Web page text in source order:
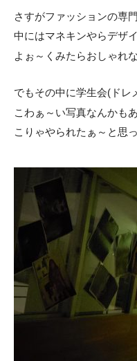
さすがファッションの専
中にはマネキンやらデザ
よぉ～くみたらおしゃれ
でもその中に学生会(ドレ
こわぁ～い写真なんかも
こりゃやられたぁ～と思